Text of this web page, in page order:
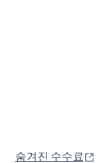
숨겨진 수수료